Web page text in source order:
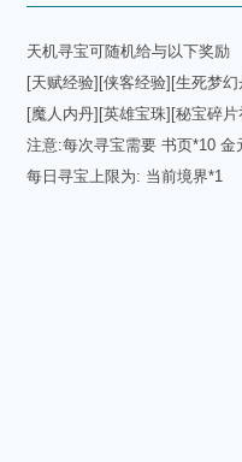
天机寻宝可随机给与以下奖励
[天赋经验][侠客经验][生死梦
[魔人内丹][英雄宝珠][秘宝碎
注意:每次寻宝需要 书页*10 金
每日寻宝上限为: 当前境界*1